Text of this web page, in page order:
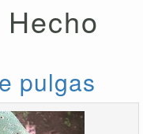
pulgas